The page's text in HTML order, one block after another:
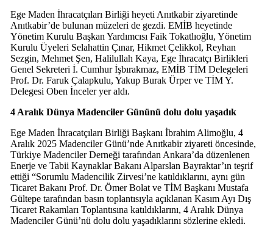
Ege Maden İhracatçıları Birliği heyeti Anıtkabir ziyaretinde
Anıtkabir’de bulunan müzeleri de gezdi. EMİB heyetinde
Yönetim Kurulu Başkan Yardımcısı Faik Tokatlıoğlu, Yönetim
Kurulu Üyeleri Selahattin Çınar, Hikmet Çelikkol, Reyhan
Sezgin, Mehmet Şen, Halilullah Kaya, Ege İhracatçı Birlikleri
Genel Sekreteri İ. Cumhur İşbırakmaz, EMİB TİM Delegeleri
Prof. Dr. Faruk Çalapkulu, Yakup Burak Ürper ve TİM Y.
Delegesi Oben İnceler yer aldı.
4 Aralık Dünya Madenciler Gününü dolu dolu yaşadık
Ege Maden İhracatçıları Birliği Başkanı İbrahim Alimoğlu, 4
Aralık 2025 Madenciler Günü’nde Anıtkabir ziyareti öncesinde,
Türkiye Madenciler Derneği tarafından Ankara’da düzenlenen
Enerje ve Tabii Kaynaklar Bakanı Alparslan Bayraktar’ın teşrif
ettiği “Sorumlu Madencilik Zirvesi’ne katıldıklarını, aynı gün
Ticaret Bakanı Prof. Dr. Ömer Bolat ve TİM Başkanı Mustafa
Gültepe tarafından basın toplantısıyla açıklanan Kasım Ayı Dış
Ticaret Rakamları Toplantısına katıldıklarını, 4 Aralık Dünya
Madenciler Günü’nü dolu dolu yaşadıklarını sözlerine ekledi.